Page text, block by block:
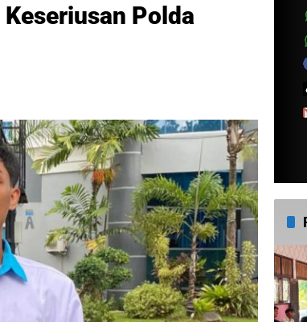
Polda